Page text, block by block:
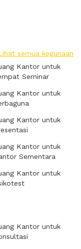
semua kegunaan
Kantor untuk
Seminar
Kantor untuk
Kantor untuk
Kantor untuk
Sementara
Kantor untuk
Kantor untuk